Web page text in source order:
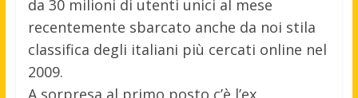
da 30 milioni di utenti unici al mese
recentemente sbarcato anche da noi stila
classifica degli italiani più cercati online nel
2009.
A sorpresa al primo posto c’è l’ex